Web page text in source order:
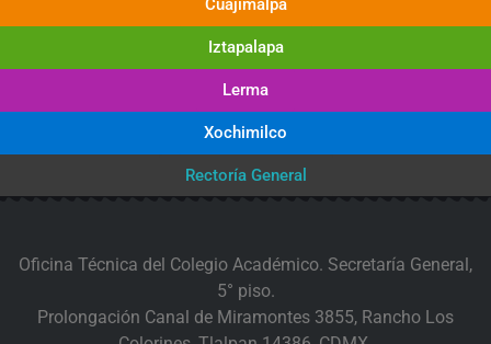
Cuajimalpa
Iztapalapa
Lerma
Xochimilco
Rectoría General
Oficina Técnica del Colegio Académico. Secretaría General,
5° piso.
Prolongación Canal de Miramontes 3855, Rancho Los